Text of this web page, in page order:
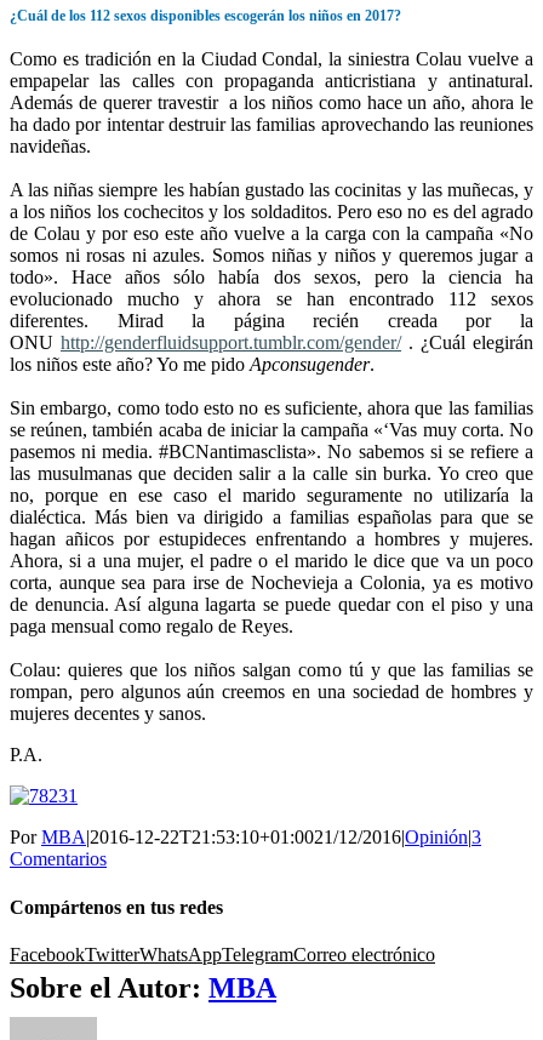
¿Cuál de los 112 sexos disponibles escogerán los niños en 2017?
Como es tradición en la Ciudad Condal, la siniestra Colau vuelve a
empapelar las calles con propaganda anticristiana y antinatural.
Además de querer travestira los niños como hace un año, ahora le
ha dado por intentar destruir las familias aprovechando las reuniones
navideñas.
A las niñas siempre les habían gustado las cocinitas y las muñecas, y
a los niños los cochecitos y los soldaditos. Pero eso no es del agrado
de Colau y por eso este año vuelve a la carga con la campaña «No
somos ni rosas ni azules. Somos niñas y niños y queremos jugar a
todo». Hace años sólo había dos sexos, pero la ciencia ha
evolucionado mucho y ahora se han encontrado 112 sexos
diferentes. Mirad la página recién creada por la
ONU http://genderfluidsupport.tumblr.com/gender/. ¿Cuál elegirán
los niños este año? Yo me pidoApconsugender.
Sin embargo, como todo esto no es suficiente, ahora que las familias
se reúnen, también acaba de iniciar la campaña «‘Vas muy corta. No
pasemos ni media. #BCNantimasclista». No sabemos si se refiere a
las musulmanas que deciden salir a la calle sin burka. Yo creo que
no, porque en ese caso el marido seguramente no utilizaría la
dialéctica. Más bien va dirigido a familias españolas para que se
hagan añicos por estupideces enfrentando a hombres y mujeres.
Ahora, si a una mujer, el padre o el marido le dice que va un poco
corta, aunque sea para irse de Nochevieja a Colonia, ya es motivo
de denuncia. Así alguna lagarta se puede quedar con el piso y una
paga mensual como regalo de Reyes.
Colau: quieres que los niños salgan como tú y que las familias se
rompan, pero algunos aún creemos en una sociedad de hombres y
mujeres decentes y sanos.
P.A.
PorMBA|2016-12-22T21:53:10+01:0021/12/2016|Opinión|3
Comentarios
Compártenos en tus redes
FacebookTwitterWhatsAppTelegramCorreo electrónico
Sobre el Autor: MBA